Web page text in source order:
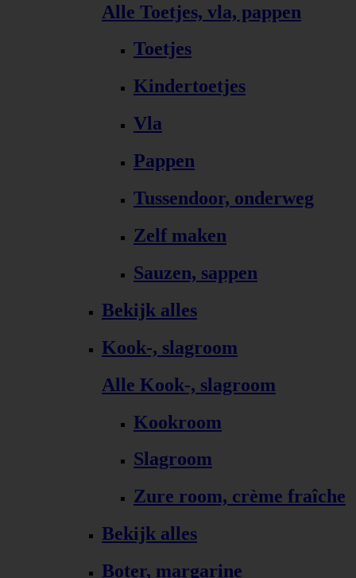
Alle Toetjes, vla, pappen
Toetjes
Kindertoetjes
Vla
Pappen
Tussendoor, onderweg
Zelf maken
Sauzen, sappen
Bekijk alles
Kook-, slagroom
Alle Kook-, slagroom
Kookroom
Slagroom
Zure room, crème fraîche
Bekijk alles
Boter, margarine